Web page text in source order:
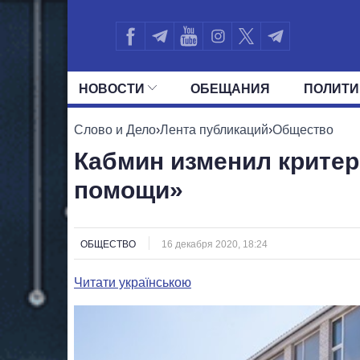
НОВОСТИ ОБЕЩАНИЯ
ВСЕ ПОЛИТИКИ ПРЕЗИДЕНТ И
Слово и Дело›Лента публикаций›Общество
Кабмин изменил
помощи»
ОБЩЕСТВО 16 декабря 2020, 18:24
Читати українською